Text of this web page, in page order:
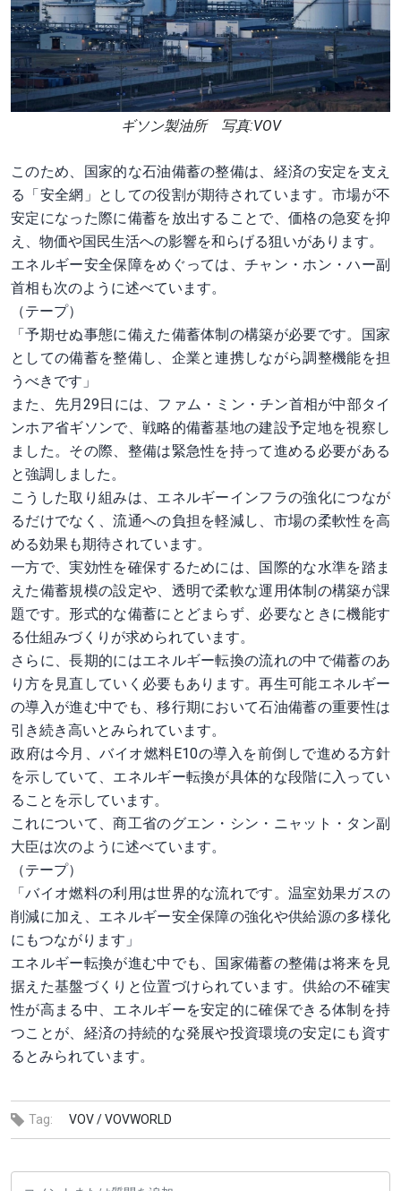
ギソン製油所 写真:VOV
このため、国家的な石油備蓄の整備は、経済の安定を支え
る「安全網」としての役割が期待されています。市場が不
安定になった際に備蓄を放出することで、価格の急変を抑
え、物価や国民生活への影響を和らげる狙いがあります。
エネルギー安全保障をめぐっては、チャン・ホン・ハー副
首相も次のように述べています。
（テープ）
「予期せぬ事態に備えた備蓄体制の構築が必要です。国家
としての備蓄を整備し、企業と連携しながら調整機能を担
うべきです」
また、先月29日には、ファム・ミン・チン首相が中部タイ
ンホア省ギソンで、戦略的備蓄基地の建設予定地を視察し
ました。その際、整備は緊急性を持って進める必要がある
と強調しました。
こうした取り組みは、エネルギーインフラの強化につなが
るだけでなく、流通への負担を軽減し、市場の柔軟性を高
める効果も期待されています。
一方で、実効性を確保するためには、国際的な水準を踏ま
えた備蓄規模の設定や、透明で柔軟な運用体制の構築が課
題です。形式的な備蓄にとどまらず、必要なときに機能す
る仕組みづくりが求められています。
さらに、長期的にはエネルギー転換の流れの中で備蓄のあ
り方を見直していく必要もあります。再生可能エネルギー
の導入が進む中でも、移行期において石油備蓄の重要性は
引き続き高いとみられています。
政府は今月、バイオ燃料E10の導入を前倒しで進める方針
を示していて、エネルギー転換が具体的な段階に入ってい
ることを示しています。
これについて、商工省のグエン・シン・ニャット・タン副
大臣は次のように述べています。
（テープ）
「バイオ燃料の利用は世界的な流れです。温室効果ガスの
削減に加え、エネルギー安全保障の強化や供給源の多様化
にもつながります」
エネルギー転換が進む中でも、国家備蓄の整備は将来を見
据えた基盤づくりと位置づけられています。供給の不確実
性が高まる中、エネルギーを安定的に確保できる体制を持
つことが、経済の持続的な発展や投資環境の安定にも資す
るとみられています。
Tag: VOV /VOVWORLD